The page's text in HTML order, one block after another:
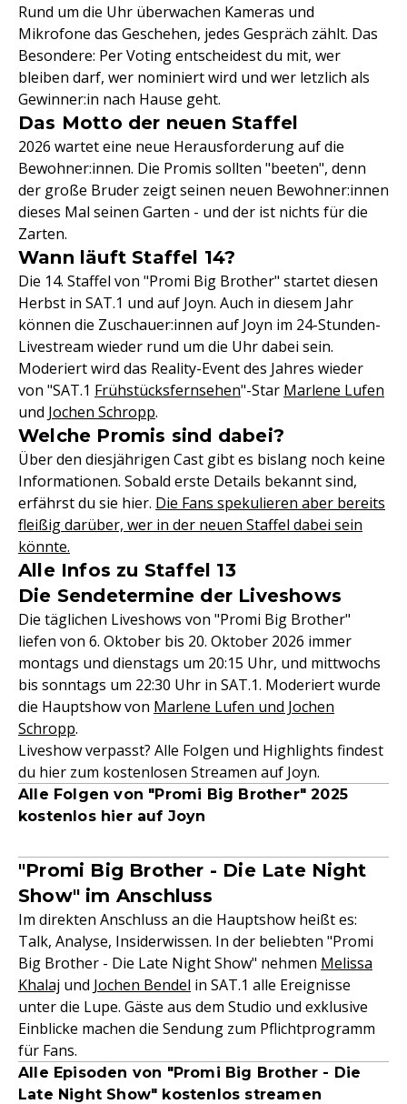
Rund um die Uhr überwachen Kameras und
Mikrofone das Geschehen, jedes Gespräch zählt. Das
Besondere: Per Voting entscheidest du mit, wer
bleiben darf, wer nominiert wird und wer letzlich als
Gewinner:in nach Hause geht.
Das Motto der neuen Staffel
2026 wartet eine neue Herausforderung auf die
Bewohner:innen. Die Promis sollten "beeten", denn
der große Bruder zeigt seinen neuen Bewohner:innen
dieses Mal seinen Garten - und der ist nichts für die
Zarten.
Wann läuft Staffel 14?
Die 14. Staffel von "Promi Big Brother" startet diesen
Herbst in SAT.1 und auf Joyn. Auch in diesem Jahr
können die Zuschauer:innen auf Joyn im 24-Stunden-
Livestream wieder rund um die Uhr dabei sein.
Moderiert wird das Reality-Event des Jahres wieder
von "SAT.1 Frühstücksfernsehen"-Star Marlene Lufen
und Jochen Schropp.
Welche Promis sind dabei?
Über den diesjährigen Cast gibt es bislang noch keine
Informationen. Sobald erste Details bekannt sind,
erfährst du sie hier. Die Fans spekulieren aber bereits
fleißig darüber, wer in der neuen Staffel dabei sein
könnte.
Alle Infos zu Staffel 13
Die Sendetermine der Liveshows
Die täglichen Liveshows von "Promi Big Brother"
liefen von 6. Oktober bis 20. Oktober 2026 immer
montags und dienstags um 20:15 Uhr, und mittwochs
bis sonntags um 22:30 Uhr in SAT.1. Moderiert wurde
die Hauptshow von Marlene Lufen und Jochen
Schropp.
Liveshow verpasst? Alle Folgen und Highlights findest
du hier zum kostenlosen Streamen auf Joyn.
Alle Folgen von "Promi Big Brother" 2025
kostenlos hier auf Joyn
"Promi Big Brother - Die Late Night
Show" im Anschluss
Im direkten Anschluss an die Hauptshow heißt es:
Talk, Analyse, Insiderwissen. In der beliebten "Promi
Big Brother - Die Late Night Show" nehmen Melissa
Khalaj und Jochen Bendel in SAT.1 alle Ereignisse
unter die Lupe. Gäste aus dem Studio und exklusive
Einblicke machen die Sendung zum Pflichtprogramm
für Fans.
Alle Episoden von "Promi Big Brother - Die
Late Night Show" kostenlos streamen